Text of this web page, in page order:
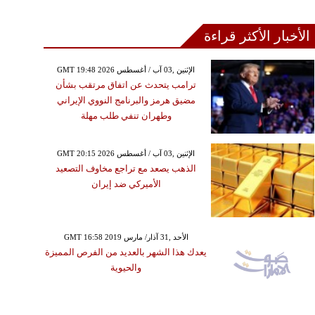
الأخبار الأكثر قراءة
GMT 19:48 2026 الإثنين ,03 آب / أغسطس
ترامب يتحدث عن اتفاق مرتقب بشأن
مضيق هرمز والبرنامج النووي الإيراني
وطهران تنفي طلب مهلة
GMT 20:15 2026 الإثنين ,03 آب / أغسطس
الذهب يصعد مع تراجع مخاوف التصعيد
الأميركي ضد إيران
GMT 16:58 2019 الأحد ,31 آذار/ مارس
يعدك هذا الشهر بالعديد من الفرص المميزة
والحيوية